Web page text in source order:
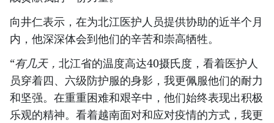
向井仁表示，在为北江医护人员提供协助的近半个月
内，他深深体会到他们的辛苦和崇高牺牲。
“有几天， 北江省的温度高达40摄氏度，看着医护人
员穿着四、六级防护服的身影，我更佩服他们的耐力
和坚强。在重重困难和艰辛中，他们始终表现出积极
乐观的精神。看着越南面对和应对疫情的方式，我更